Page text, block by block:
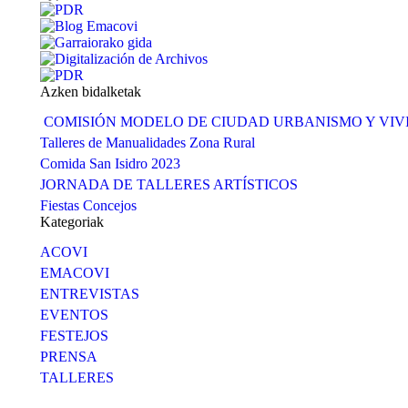
Azken bidalketak
COMISIÓN MODELO DE CIUDAD URBANISMO Y
Talleres de Manualidades Zona Rural
Comida San Isidro 2023
JORNADA DE TALLERES ARTÍSTICOS
Fiestas Concejos
Kategoriak
ACOVI
EMACOVI
ENTREVISTAS
EVENTOS
FESTEJOS
PRENSA
TALLERES